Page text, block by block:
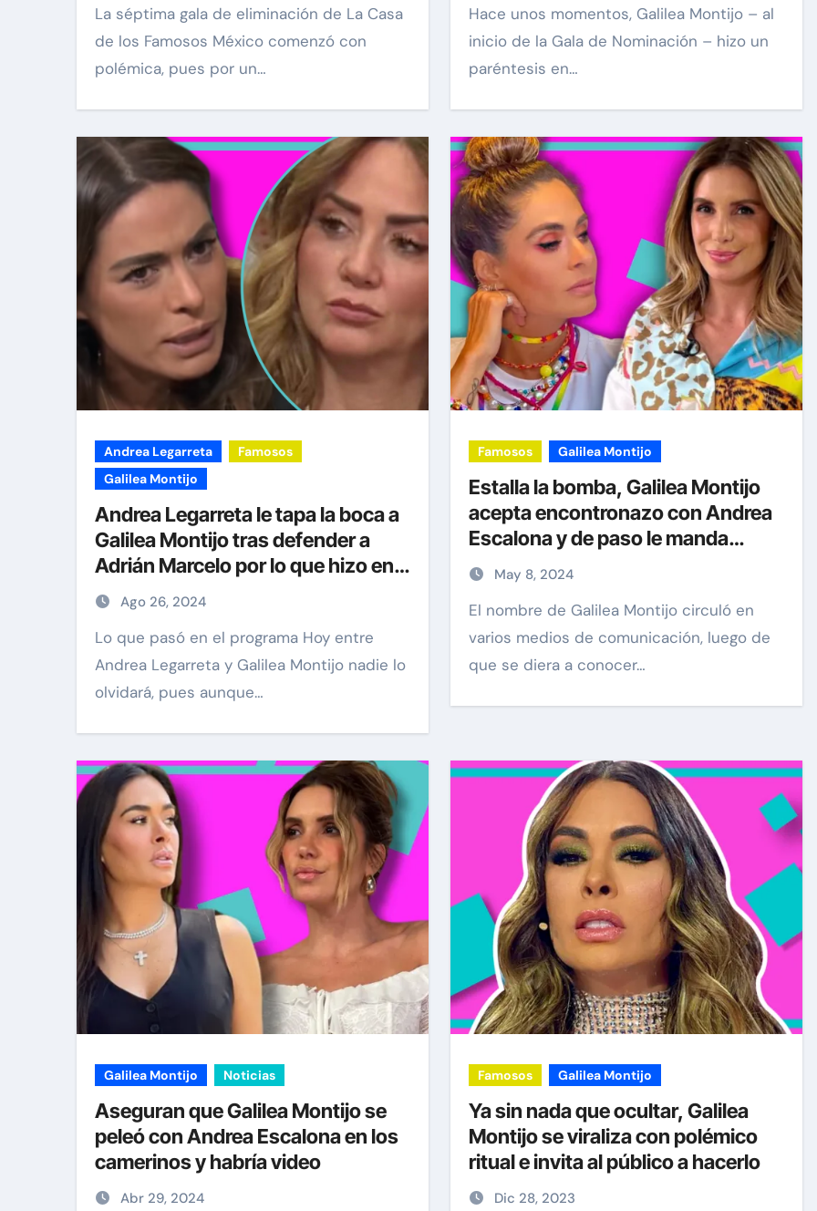
La séptima gala de eliminación de La Casa
de los Famosos México comenzó con
polémica, pues por un…
Hace unos momentos, Galilea Montijo – al
inicio de la Gala de Nominación – hizo un
paréntesis en…
Andrea Legarreta
Famosos
Galilea Montijo
Andrea Legarreta le tapa la boca a
Galilea Montijo tras defender a
Adrián Marcelo por lo que hizo en
LCDLFMX
Ago 26, 2024
Lo que pasó en el programa Hoy entre
Andrea Legarreta y Galilea Montijo nadie lo
olvidará, pues aunque…
Famosos Galilea Montijo
Estalla la bomba, Galilea Montijo
acepta encontronazo con Andrea
Escalona y de paso le manda
mensaje
May 8, 2024
El nombre de Galilea Montijo circuló en
varios medios de comunicación, luego de
que se diera a conocer…
Galilea Montijo Noticias
Aseguran que Galilea Montijo se
peleó con Andrea Escalona en los
camerinos y habría video
Abr 29, 2024
Famosos Galilea Montijo
Ya sin nada que ocultar, Galilea
Montijo se viraliza con polémico
ritual e invita al público a hacerlo
Dic 28, 2023